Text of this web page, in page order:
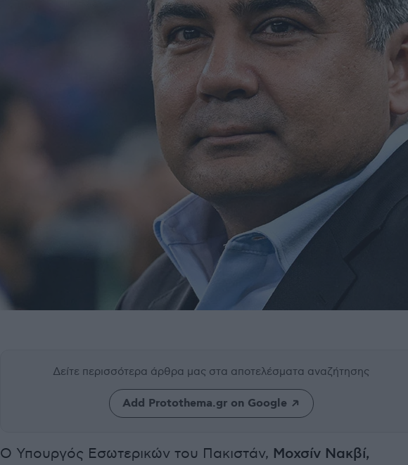
Δείτε περισσότερα άρθρα μας στα αποτελέσματα αναζήτησης
Add Protothema.gr on Google
Ο Υπουργός Εσωτερικών του Πακιστάν, Μοχσίν Νακβί,